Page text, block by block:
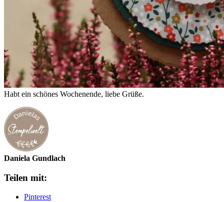
Habt ein schönes Wochenende, liebe Grüße.
Daniela Gundlach
Teilen mit:
Pinterest